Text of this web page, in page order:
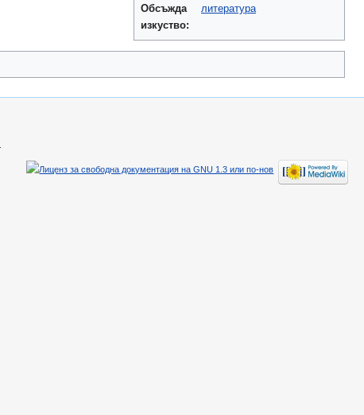
Обсъжда
изкуство:
литература